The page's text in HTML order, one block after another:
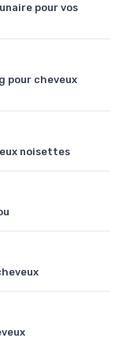
pour vos
pour cheveux
noisettes